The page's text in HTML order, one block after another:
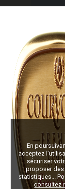
En
acceptez
sécuriser
proposer des
statistiques...
consultez